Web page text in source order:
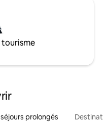
tourisme
prolongés